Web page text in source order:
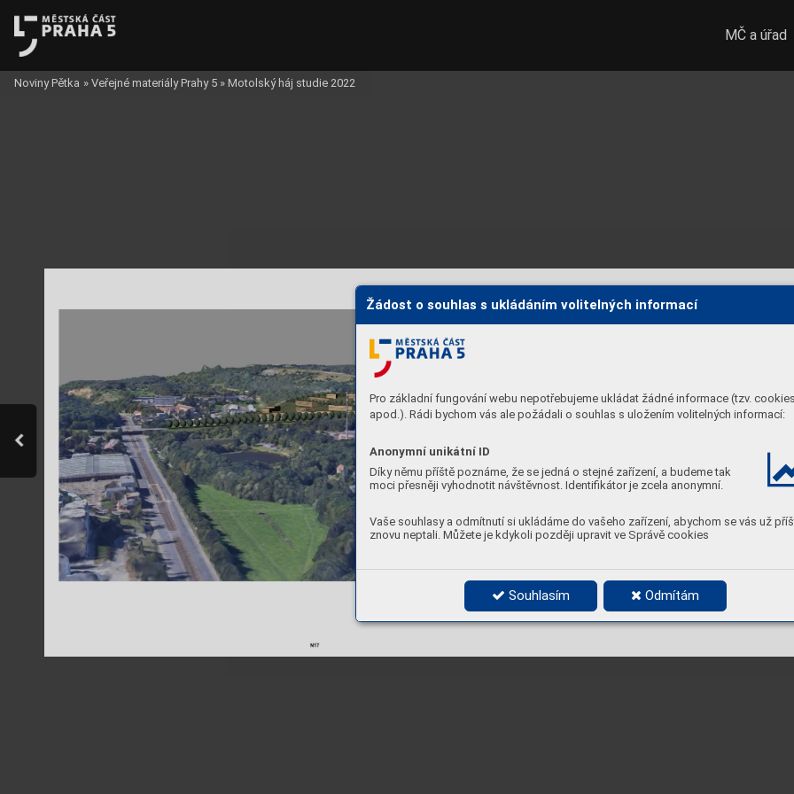
Žádost o souhlas s ukládáním volitelných informací
Pro základní fungování webu nepotřebujeme ukládat žádné informace (tzv.
apod.). Rádi bychom vás ale požádali o souhlas s uložením volitelných informací:
Anonymní unikátní ID
Díky němu příště poznáme, že se jedná o stejné zařízení, a budeme tak
moci přesněji vyhodnotit návštěvnost. Identifikátor je zcela anonymní.
Vaše souhlasy a odmítnutí si ukládáme do vašeho zařízení, abychom se vás už
znovu neptali. Můžete je kdykoli později upravit ve Správě cookies
Souhlasím Odmítám
MČ a úřad
Noviny Pětka » Veřejné materiály Prahy 5 » Motolský háj studie 2022